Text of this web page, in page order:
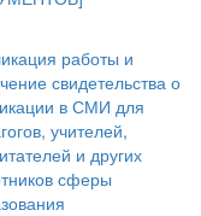
работы и
свидетельства о
в СМИ для
учителей,
и других
сферы